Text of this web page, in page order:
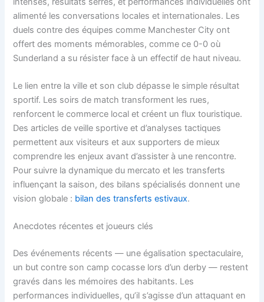
alimenté les conversations locales et internationales. Les
duels contre des équipes comme Manchester City ont
offert des moments mémorables, comme ce 0-0 où
Sunderland a su résister face à un effectif de haut niveau.
Le lien entre la ville et son club dépasse le simple résultat
sportif. Les soirs de match transforment les rues,
renforcent le commerce local et créent un flux touristique.
Des articles de veille sportive et d’analyses tactiques
permettent aux visiteurs et aux supporters de mieux
comprendre les enjeux avant d’assister à une rencontre.
Pour suivre la dynamique du mercato et les transferts
influençant la saison, des bilans spécialisés donnent une
vision globale : bilan des transferts estivaux.
Anecdotes récentes et joueurs clés
Des événements récents — une égalisation spectaculaire,
un but contre son camp cocasse lors d’un derby — restent
gravés dans les mémoires des habitants. Les
performances individuelles, qu’il s’agisse d’un attaquant en